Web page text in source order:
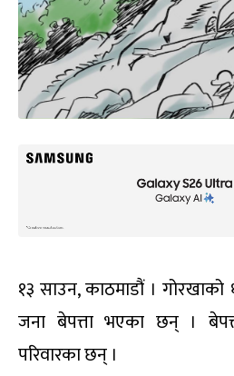
१३ साउन, काठमाडौं । गोरखाको
जना बेपत्ता भएका छन् ।
परिवारका छन् ।